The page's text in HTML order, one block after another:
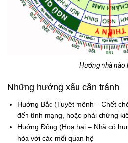
Hướng nhà nào hợp tuổi
Những hướng xấu cần tránh
Hướng Bắc (Tuyệt mệnh – Chết
đến tính mạng, hoặc phải chứng
Hướng Đông (Hoạ hại – Nhà có
hòa với các mối quan hệ